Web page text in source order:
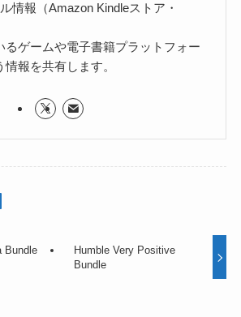
情報（Amazon Kindleストア・
るゲームや電子書籍プラットフォー
報を共有します。
Bundle
Humble Very Positive
Bundle